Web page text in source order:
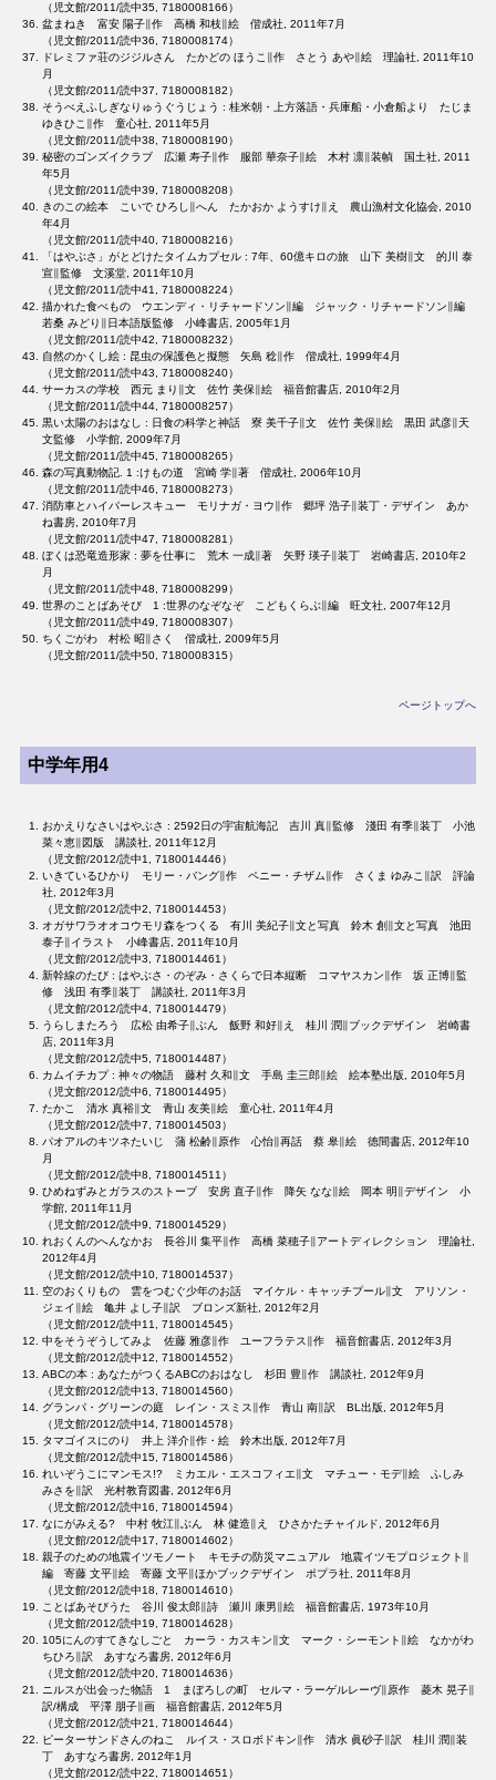
（児文館/2011/読中35, 7180008166）
盆まねき 富安 陽子∥作 高橋 和枝∥絵 偕成社, 2011年7月
（児文館/2011/読中36, 7180008174）
ドレミファ荘のジジルさん たかどの ほうこ∥作 さとう あや∥絵 理論社, 2011年10
月
（児文館/2011/読中37, 7180008182）
そうべえふしぎなりゅうぐうじょう : 桂米朝・上方落語・兵庫船・小倉船より たじま
ゆきひこ∥作 童心社, 2011年5月
（児文館/2011/読中38, 7180008190）
秘密のゴンズイクラブ 広瀬 寿子∥作 服部 華奈子∥絵 木村 凛∥装幀 国土社, 2011
年5月
（児文館/2011/読中39, 7180008208）
きのこの絵本 こいで ひろし∥へん たかおか ようすけ∥え 農山漁村文化協会, 2010
年4月
（児文館/2011/読中40, 7180008216）
「はやぶさ」がとどけたタイムカプセル : 7年、60億キロの旅 山下 美樹∥文 的川 泰
宣∥監修 文溪堂, 2011年10月
（児文館/2011/読中41, 7180008224）
描かれた食べもの ウエンディ・リチャードソン∥編 ジャック・リチャードソン∥編
若桑 みどり∥日本語版監修 小峰書店, 2005年1月
（児文館/2011/読中42, 7180008232）
自然のかくし絵 : 昆虫の保護色と擬態 矢島 稔∥作 偕成社, 1999年4月
（児文館/2011/読中43, 7180008240）
サーカスの学校 西元 まり∥文 佐竹 美保∥絵 福音館書店, 2010年2月
（児文館/2011/読中44, 7180008257）
黒い太陽のおはなし : 日食の科学と神話 寮 美千子∥文 佐竹 美保∥絵 黒田 武彦∥天
文監修 小学館, 2009年7月
（児文館/2011/読中45, 7180008265）
森の写真動物記. 1 :けもの道 宮崎 学∥著 偕成社, 2006年10月
（児文館/2011/読中46, 7180008273）
消防車とハイパーレスキュー モリナガ・ヨウ∥作 郷坪 浩子∥装丁・デザイン あか
ね書房, 2010年7月
（児文館/2011/読中47, 7180008281）
ぼくは恐竜造形家 : 夢を仕事に 荒木 一成∥著 矢野 瑛子∥装丁 岩崎書店, 2010年2
月
（児文館/2011/読中48, 7180008299）
世界のことばあそび 1 :世界のなぞなぞ こどもくらぶ∥編 旺文社, 2007年12月
（児文館/2011/読中49, 7180008307）
ちくごがわ 村松 昭∥さく 偕成社, 2009年5月
（児文館/2011/読中50, 7180008315）
ページトップへ
中学年用4
おかえりなさいはやぶさ : 2592日の宇宙航海記 吉川 真∥監修 淺田 有季∥装丁 小池
菜々恵∥図版 講談社, 2011年12月
（児文館/2012/読中1, 7180014446）
いきているひかり モリー・バング∥作 ペニー・チザム∥作 さくま ゆみこ∥訳 評論
社, 2012年3月
（児文館/2012/読中2, 7180014453）
オガサワラオオコウモリ森をつくる 有川 美紀子∥文と写真 鈴木 創∥文と写真 池田
泰子∥イラスト 小峰書店, 2011年10月
（児文館/2012/読中3, 7180014461）
新幹線のたび : はやぶさ・のぞみ・さくらで日本縦断 コマヤスカン∥作 坂 正博∥監
修 浅田 有季∥装丁 講談社, 2011年3月
（児文館/2012/読中4, 7180014479）
うらしまたろう 広松 由希子∥ぶん 飯野 和好∥え 桂川 潤∥ブックデザイン 岩崎書
店, 2011年3月
（児文館/2012/読中5, 7180014487）
カムイチカプ : 神々の物語 藤村 久和∥文 手島 圭三郎∥絵 絵本塾出版, 2010年5月
（児文館/2012/読中6, 7180014495）
たかこ 清水 真裕∥文 青山 友美∥絵 童心社, 2011年4月
（児文館/2012/読中7, 7180014503）
パオアルのキツネたいじ 蒲 松齢∥原作 心怡∥再話 蔡 皋∥絵 徳間書店, 2012年10
月
（児文館/2012/読中8, 7180014511）
ひめねずみとガラスのストーブ 安房 直子∥作 降矢 なな∥絵 岡本 明∥デザイン 小
学館, 2011年11月
（児文館/2012/読中9, 7180014529）
れおくんのへんなかお 長谷川 集平∥作 高橋 菜穂子∥アートディレクション 理論社,
2012年4月
（児文館/2012/読中10, 7180014537）
空のおくりもの 雲をつむぐ少年のお話 マイケル・キャッチプール∥文 アリソン・
ジェイ∥絵 亀井 よし子∥訳 ブロンズ新社, 2012年2月
（児文館/2012/読中11, 7180014545）
中をそうぞうしてみよ 佐藤 雅彦∥作 ユーフラテス∥作 福音館書店, 2012年3月
（児文館/2012/読中12, 7180014552）
ABCの本 : あなたがつくるABCのおはなし 杉田 豊∥作 講談社, 2012年9月
（児文館/2012/読中13, 7180014560）
グランパ・グリーンの庭 レイン・スミス∥作 青山 南∥訳 BL出版, 2012年5月
（児文館/2012/読中14, 7180014578）
タマゴイスにのり 井上 洋介∥作・絵 鈴木出版, 2012年7月
（児文館/2012/読中15, 7180014586）
れいぞうこにマンモス!? ミカエル・エスコフィエ∥文 マチュー・モデ∥絵 ふしみ
みさを∥訳 光村教育図書, 2012年6月
（児文館/2012/読中16, 7180014594）
なにがみえる? 中村 牧江∥ぶん 林 健造∥え ひさかたチャイルド, 2012年6月
（児文館/2012/読中17, 7180014602）
親子のための地震イツモノート キモチの防災マニュアル 地震イツモプロジェクト∥
編 寄藤 文平∥絵 寄藤 文平∥ほかブックデザイン ポプラ社, 2011年8月
（児文館/2012/読中18, 7180014610）
ことばあそびうた 谷川 俊太郎∥詩 瀬川 康男∥絵 福音館書店, 1973年10月
（児文館/2012/読中19, 7180014628）
105にんのすてきなしごと カーラ・カスキン∥文 マーク・シーモント∥絵 なかがわ
ちひろ∥訳 あすなろ書房, 2012年6月
（児文館/2012/読中20, 7180014636）
ニルスが出会った物語 1 まぼろしの町 セルマ・ラーゲルレーヴ∥原作 菱木 晃子∥
訳/構成 平澤 朋子∥画 福音館書店, 2012年5月
（児文館/2012/読中21, 7180014644）
ピーターサンドさんのねこ ルイス・スロボドキン∥作 清水 眞砂子∥訳 桂川 潤∥装
丁 あすなろ書房, 2012年1月
（児文館/2012/読中22, 7180014651）